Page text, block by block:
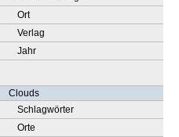
Ort
Verlag
Jahr
Clouds
Schlagwörter
Orte